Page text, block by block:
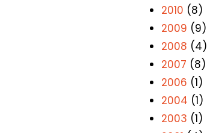
2010 (8)
2009 (9)
2008 (4)
2007 (8)
2006 (1)
2004 (1)
2003 (1)